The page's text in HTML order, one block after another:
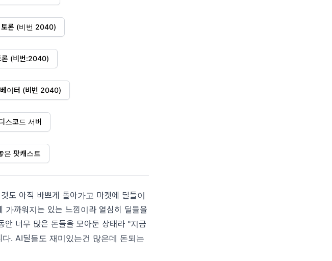
토론 (비번 2040)
론 (비번:2040)
이터 (비번 2040)
스코드 서버
은 팟캐스트
도 아직 바쁘게 돌아가고 마켓에 딜들이
가까워지는 있는 느낌이라 열심히 딜들을
안 너무 많은 돈들을 모아둔 상태라 "지금
다. AI딜들도 재미있는건 많은데 돈되는